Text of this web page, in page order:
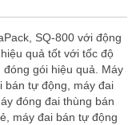
SQ-800 với động
quả tốt với tốc độ
gói hiệu quả. Máy
bán tự động, máy đai
đóng đai thùng bán
máy đai bán tự động